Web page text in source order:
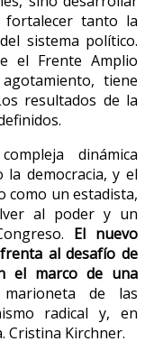
tanto la
sistema político.
el Frente Amplio
tiene
resultados de la
dinámica
democracia, y el
como un estadista,
al poder y un
El nuevo
al desafío de
el marco de una
de las
radical y, en
Cristina Kirchner.